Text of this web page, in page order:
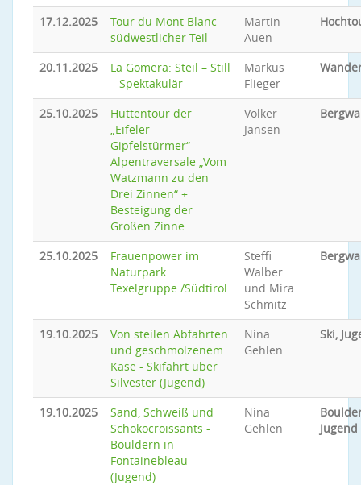
17.12.2025
Tour du Mont Blanc -
südwestlicher Teil
Martin
Auen
20.11.2025
La Gomera: Steil – Still
– Spektakulär
Markus
Flieger
25.10.2025
Hüttentour der
„Eifeler
Gipfelstürmer“ –
Alpentraversale „Vom
Watzmann zu den
Drei Zinnen“ +
Besteigung der
Großen Zinne
Volker
Jansen
25.10.2025
Frauenpower im
Naturpark
Texelgruppe /Südtirol
Steffi
Walber
und Mira
Schmitz
19.10.2025
Von steilen Abfahrten
und geschmolzenem
Käse - Skifahrt über
Silvester (Jugend)
Nina
Gehlen
Ski,
19.10.2025
Sand, Schweiß und
Schokocroissants -
Bouldern in
Fontainebleau
(Jugend)
Nina
Gehlen
Jugend